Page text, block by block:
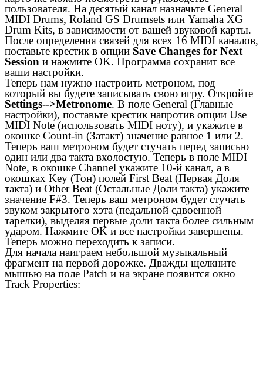
пользователя. На десятый канал назначьте General
MIDI Drums, Roland GS Drumsets или Yamaha XG
Drum Kits, в зависимости от вашей звуковой карты.
После определения связей для всех 16 MIDI каналов,
поставьте крестик в опции Save Changes for Next
Session и нажмите OK. Программа сохранит все
ваши настройки.
Теперь нам нужно настроить метроном, под
который вы будете записывать свою игру. Откройте
Settings-->Metronome. В поле General (Главные
настройки), поставьте крестик напротив опции Use
MIDI Note (использовать МIDI ноту), и укажите в
окошке Count-in (Затакт) значение равное 1 или 2.
Теперь ваш метроном будет стучать перед записью
один или два такта вхолостую. Теперь в поле MIDI
Note, в окошке Channel укажите 10-й канал, а в
окошках Key (Тон) полей First Beat (Первая Доля
такта) и Other Beat (Остальные Доли такта) укажите
значение F#3. Теперь ваш метроном будет стучать
звуком закрытого хэта (педальной сдвоенной
тарелки), выделяя первые доли такта более сильным
ударом. Нажмите OK и все настройки завершены.
Теперь можно переходить к записи.
Для начала наиграем небольшой музыкальный
фрагмент на первой дорожке. Дважды щелкните
мышью на поле Patch и на экране появится окно
Track Properties: